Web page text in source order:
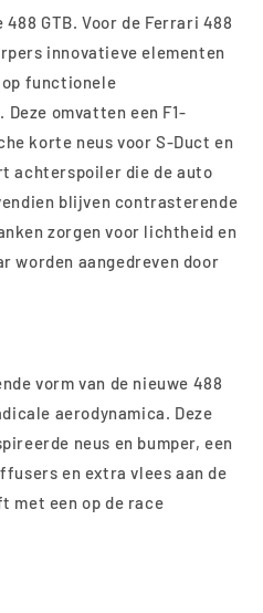
GTB. Voor de Ferrari 488
innovatieve elementen
functionele
omvatten een F1-
korte neus voor S-Duct en
achterspoiler die de auto
blijven contrasterende
zorgen voor lichtheid en
worden aangedreven door
vorm van de nieuwe 488
aerodynamica. Deze
neus en bumper, een
en extra vlees aan de
met een op de race